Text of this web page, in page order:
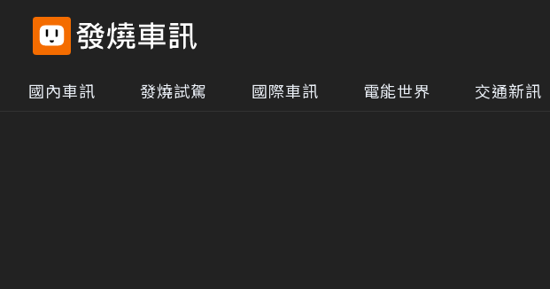
國內車訊 發燒試駕 國際車訊 電能世界 交通新訊